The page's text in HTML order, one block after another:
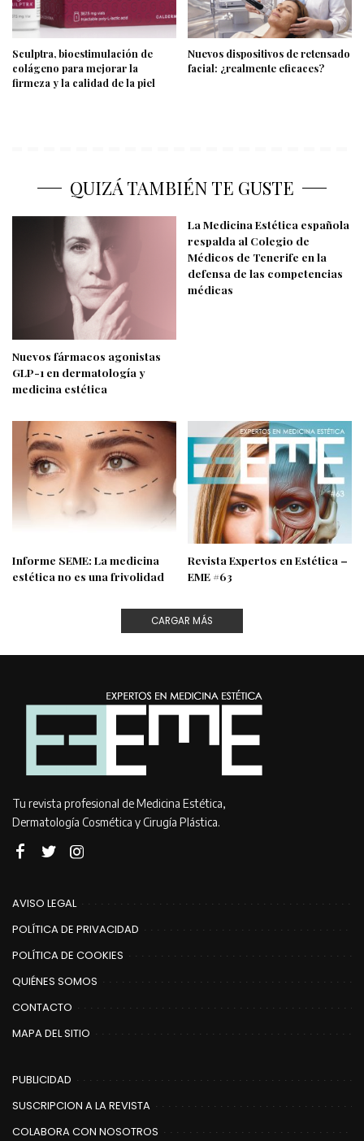
Sculptra, bioestimulación de
colágeno para mejorar la
firmeza y la calidad de la piel
Nuevos dispositivos de retensado
facial: ¿realmente eficaces?
QUIZÁ TAMBIÉN TE GUSTE
Nuevos fármacos agonistas
GLP-1 en dermatología y
medicina estética
La Medicina Estética española
respalda al Colegio de
Médicos de Tenerife en la
defensa de las competencias
médicas
Informe SEME: La medicina
estética no es una frivolidad
Revista Expertos en Estética –
EME #63
CARGAR MÁS
Tu revista profesional de Medicina Estética,
Dermatología Cosmética y Cirugía Plástica.
AVISO LEGAL
POLÍTICA DE PRIVACIDAD
POLÍTICA DE COOKIES
QUIÉNES SOMOS
CONTACTO
MAPA DEL SITIO
PUBLICIDAD
SUSCRIPCION A LA REVISTA
COLABORA CON NOSOTROS